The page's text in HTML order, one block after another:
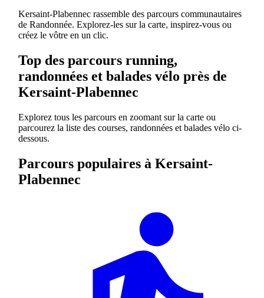
Kersaint-Plabennec rassemble des parcours communautaires
de Randonnée. Explorez-les sur la carte, inspirez-vous ou
créez le vôtre en un clic.
Top des parcours running,
randonnées et balades vélo près de
Kersaint-Plabennec
Explorez tous les parcours en zoomant sur la carte ou
parcourez la liste des courses, randonnées et balades vélo ci-
dessous.
Parcours populaires à Kersaint-
Plabennec